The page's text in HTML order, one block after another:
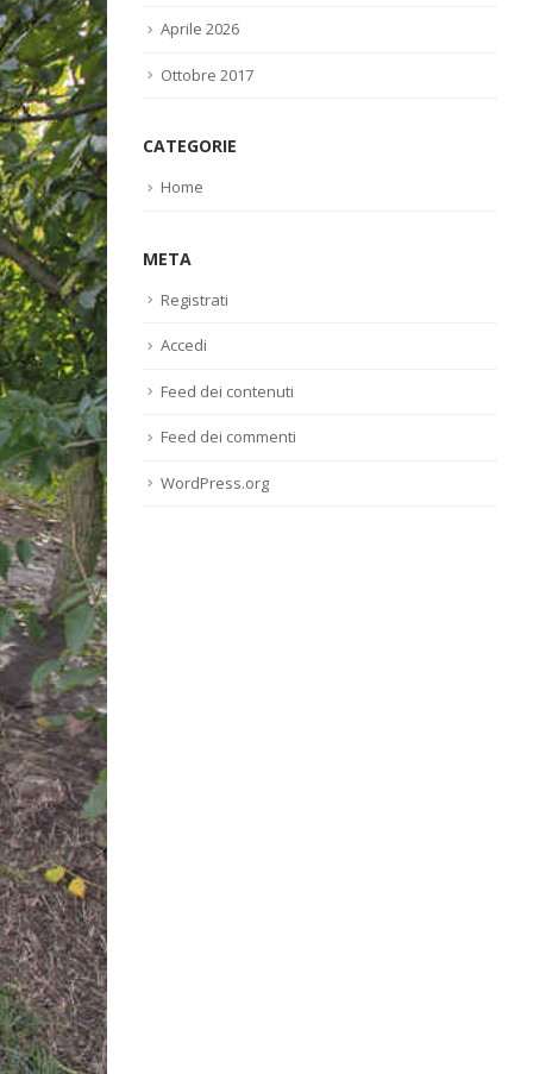
Aprile 2026
Ottobre 2017
CATEGORIE
Home
META
Registrati
Accedi
Feed dei contenuti
Feed dei commenti
WordPress.org